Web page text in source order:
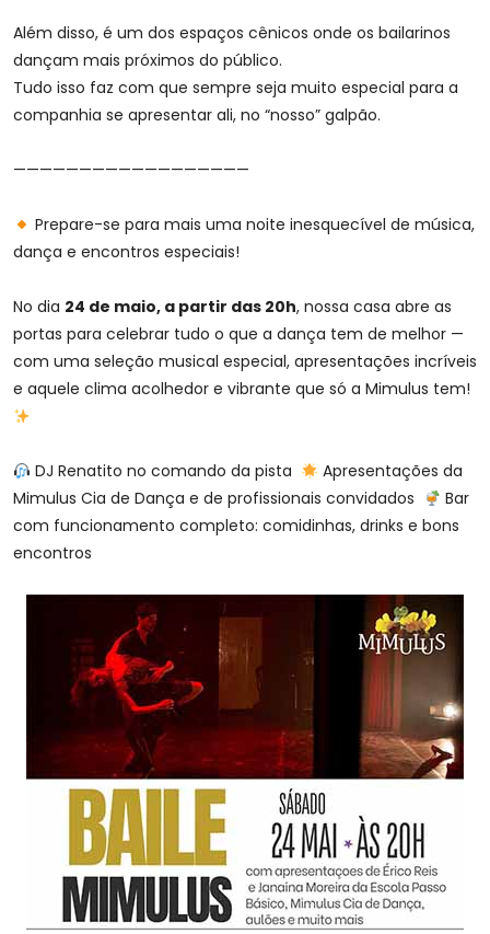
Além disso, é um dos espaços cênicos onde os bailarinos
dançam mais próximos do público.
Tudo isso faz com que sempre seja muito especial para a
companhia se apresentar ali, no “nosso” galpão.
——————————————————
Prepare-se para mais uma noite inesquecível de música,
dança e encontros especiais!
No dia 24 de maio, a partir das 20h, nossa casa abre as
portas para celebrar tudo o que a dança tem de melhor —
com uma seleção musical especial, apresentações incríveis
e aquele clima acolhedor e vibrante que só a Mimulus tem!
DJ Renatito no comando da pista
Apresentações da
Mimulus Cia de Dança e de profissionais convidados
Bar
com funcionamento completo: comidinhas, drinks e bons
encontros